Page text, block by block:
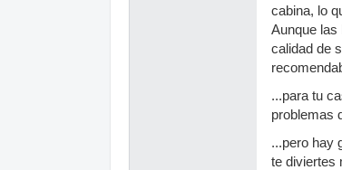
cabina, lo
Aunque las
calidad de
...para tu
problemas
...pero hay
te diviertes